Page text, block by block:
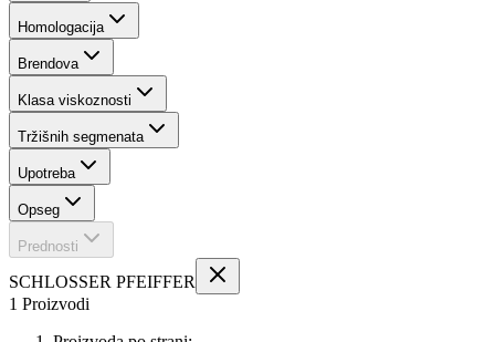
Homologacija
Brendova
Klasa viskoznosti
Tržišnih segmenata
Upotreba
Opseg
Prednosti
SCHLOSSER PFEIFFER
1 Proizvodi